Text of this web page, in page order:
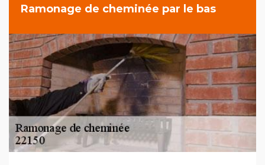
Ramonage de cheminée par le bas